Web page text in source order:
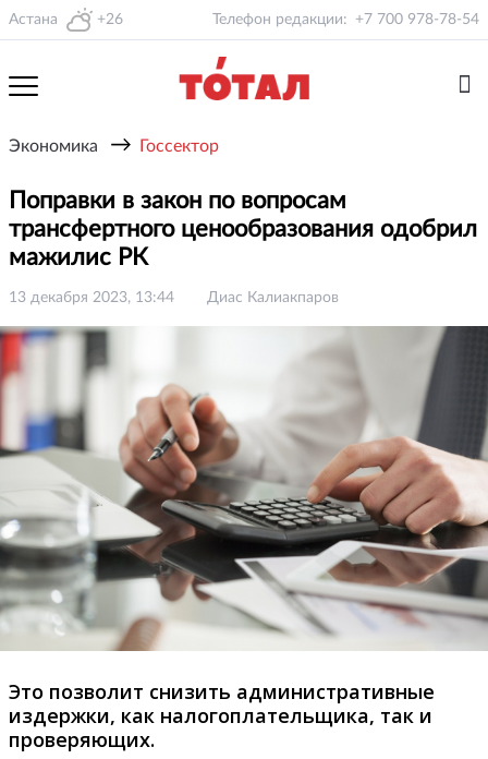
Астана +26 Телефон редакции: +7 700 978-78-54
Экономика → Госсектор
Поправки в закон по вопросам
трансфертного ценообразования одобрил
мажилис РК
13 декабря 2023, 13:44 Диас Калиакпаров
Это позволит снизить административные
издержки, как налогоплательщика, так и
проверяющих.